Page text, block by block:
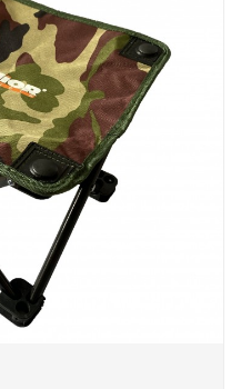
zelená, modrá, žlutá